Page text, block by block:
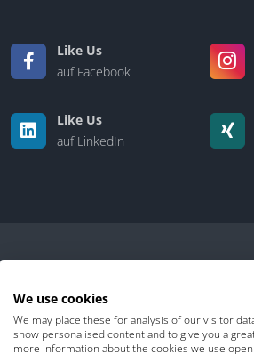
Like Us
auf Facebook
Like Us
auf LinkedIn
Kontakt | Über
We use cookies
We may place these for analysis of our visitor
show personalised content and to give you a
more information about the cookies we use